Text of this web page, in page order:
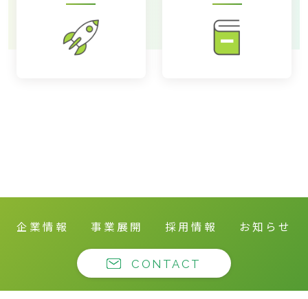
企業情報 事業展開 採用情報 お知らせ
CONTACT